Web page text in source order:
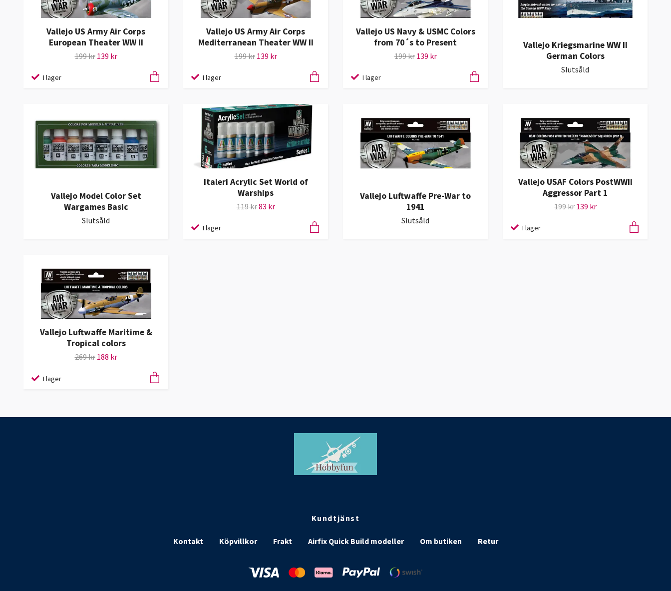
Vallejo US Army Air Corps
European Theater WW II
199 kr 139 kr
I lager
Vallejo US Army Air Corps
Mediterranean Theater WW II
199 kr 139 kr
I lager
Vallejo US Navy & USMC Colors
from 70´s to Present
199 kr 139 kr
I lager
Vallejo Kriegsmarine WW II
German Colors
Slutsåld
Vallejo Model Color Set
Wargames Basic
Slutsåld
Italeri Acrylic Set World of
Warships
119 kr83 kr
I lager
Vallejo Luftwaffe Pre-War to
1941
Slutsåld
Vallejo USAF Colors PostWWII
Aggressor Part 1
199 kr 139 kr
I lager
Vallejo Luftwaffe Maritime &
Tropical colors
269 kr 188 kr
I lager
Kundtjänst
Kontakt Köpvillkor Frakt Airfix Quick Build modeller Om butiken Retur